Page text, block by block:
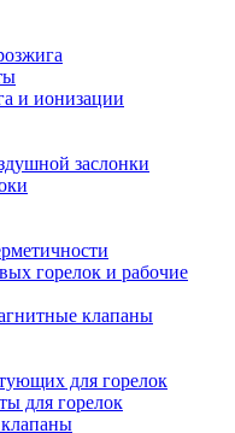
и ионизации
заслонки
горелок и рабочие
клапаны
для горелок
для горелок